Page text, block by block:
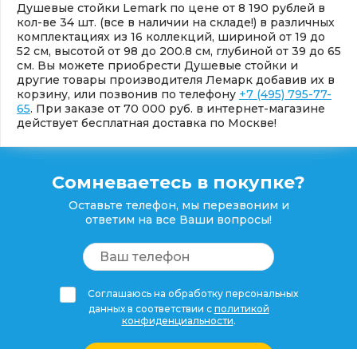
Душевые стойки Lemark по цене от 8 190 рублей в
кол-ве 34 шт. (все в наличии на складе!) в различных
комплектациях из 16 коллекций, шириной от 19 до
52 см, высотой от 98 до 200.8 см, глубиной от 39 до 65
см. Вы можете приобрести Душевые стойки и
другие товары производителя Лемарк добавив их в
корзину, или позвонив по телефону +7 (495) 795-77-
65. При заказе от 70 000 руб. в интернет-магазине
действует бесплатная доставка по Москве!
Сомневаетесь в покупке?
Оставьте телефон, мы перезвоним и
ответим на все Ваши вопросы!
Соглашаюсь на обработку персональных
данных в соответствии с политикой
конфиденциальности.